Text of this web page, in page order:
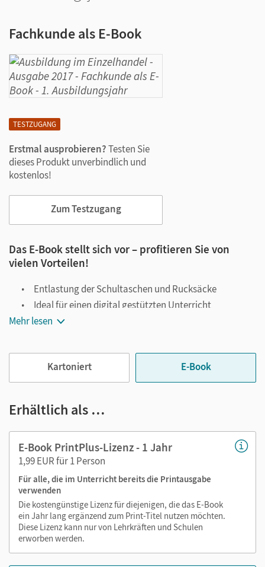
TESTZUGANG
Erstmal ausprobieren?Testen Sie
dieses Produkt unverbindlich und
kostenlos!
Zum Testzugang
Fachkunde als E-Book
Das E-Book stellt sich vor – profitieren Sie von
vielen Vorteilen!
Entlastung der Schultaschen und Rucksäcke
Ideal für einen digital gestützten Unterricht
Notiz- und Markierungsmöglichkeit
Viele digitale Funktionen unterstützen das Lehren und
Lernen:
Notizen erstellen
Lesezeichen hinzufügen
Zoomen
Mehr lesen
Kartoniert E-Book
Erhältlich als …
E-Book PrintPlus-Lizenz - 1 Jahr
1,99 EUR für 1 Person
Für alle, die im Unterricht bereits die Printausgabe
verwenden
Die kostengünstige Lizenz für diejenigen, die das E-Book
ein Jahr lang ergänzend zum Print-Titel nutzen möchten.
Diese Lizenz kann nur von Lehrkräften und Schulen
erworben werden.